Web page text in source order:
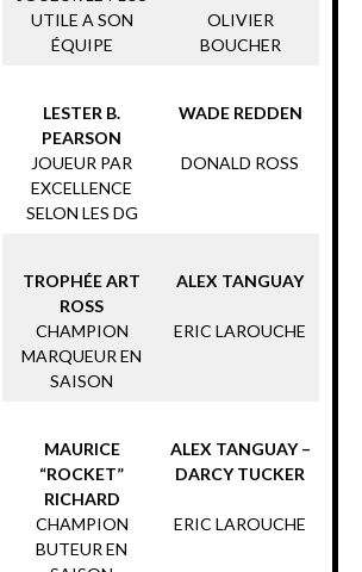
UTILE A SON
ÉQUIPE
OLIVIER
BOUCHER
LESTER B.
PEARSON
JOUEUR PAR
EXCELLENCE
SELON LES DG
WADE REDDEN
DONALD ROSS
TROPHÉE ART
ROSS
CHAMPION
MARQUEUR EN
SAISON
ALEX TANGUAY
ERIC LAROUCHE
MAURICE
“ROCKET”
RICHARD
CHAMPION
BUTEUR EN
ALEX TANGUAY –
DARCY TUCKER
ERIC LAROUCHE